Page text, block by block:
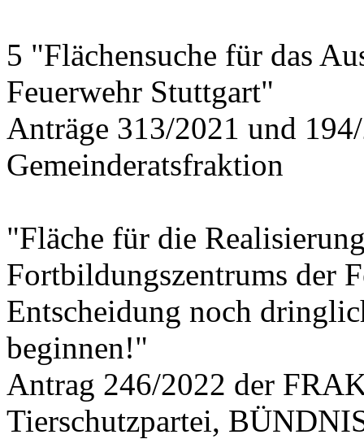
5 "Flächensuche für das
Feuerwehr Stuttgart"
Anträge 313/2021 und
Gemeinderatsfraktion
"Fläche für die
Fortbildungszentrums der
Entscheidung noch
beginnen!"
Antrag 246/2022 der
Tierschutzpartei,